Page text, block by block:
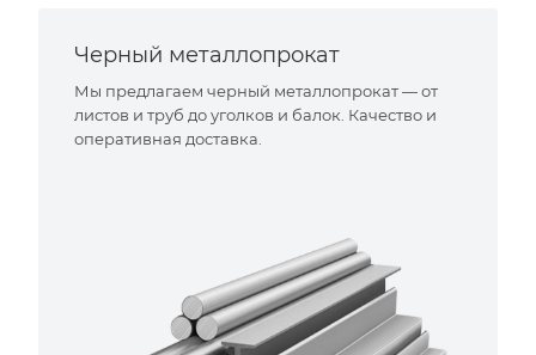
Черный металлопрокат
Мы предлагаем черный металлопрокат — от
листов и труб до уголков и балок. Качество и
оперативная доставка.